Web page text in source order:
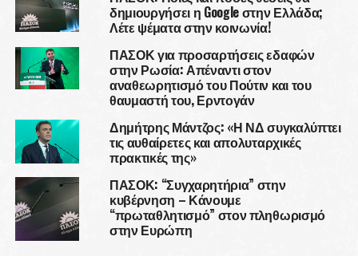
δημιουργήσει η Google στην Ελλάδα;
Λέτε ψέματα στην κοινωνία!
ΠΑΣΟΚ για προσαρτήσεις εδαφών
στην Ρωσία: Απέναντι στον
αναθεωρητισμό του Πούτιν και του
θαυμαστή του, Ερντογάν
Δημήτρης Μάντζος: «Η ΝΔ συγκαλύπτει
τις αυθαίρετες και απολυταρχικές
πρακτικές της»
ΠΑΣΟΚ: “Συγχαρητήρια” στην
κυβέρνηση – Κάνουμε
“πρωταθλητισμό” στον πληθωρισμό
στην Ευρώπη